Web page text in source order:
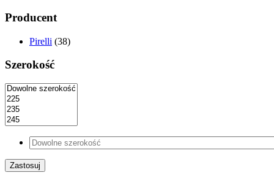
Producent
Pirelli (38)
Szerokość
Zastosuj